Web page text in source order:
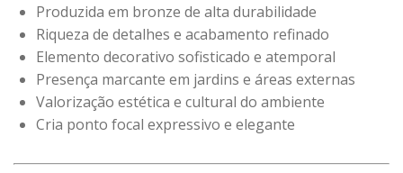
Produzida em bronze de alta durabilidade
Riqueza de detalhes e acabamento refinado
Elemento decorativo sofisticado e atemporal
Presença marcante em jardins e áreas externas
Valorização estética e cultural do ambiente
Cria ponto focal expressivo e elegante